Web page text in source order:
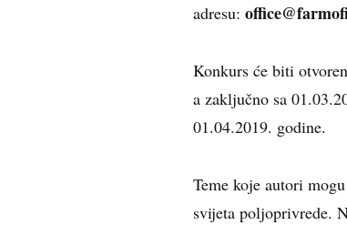
adresu:
Konkurs će biti
a zaključno sa
01.04.2019. godine.
Teme koje autori
svijeta poljoprivrede.